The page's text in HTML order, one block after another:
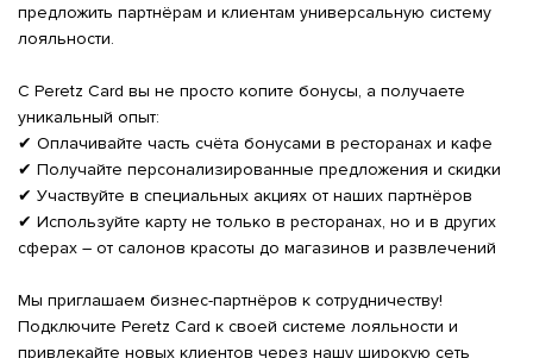
предложить партнёрам и клиентам универсальную систему
лояльности.
С Peretz Card вы не просто копите бонусы, а получаете
уникальный опыт:
✔ Оплачивайте часть счёта бонусами в ресторанах и кафе
✔ Получайте персонализированные предложения и скидки
✔ Участвуйте в специальных акциях от наших партнёров
✔ Используйте карту не только в ресторанах, но и в других
сферах – от салонов красоты до магазинов и развлечений
Мы приглашаем бизнес-партнёров к сотрудничеству!
Подключите Peretz Card к своей системе лояльности и
привлекайте новых клиентов через нашу широкую сеть